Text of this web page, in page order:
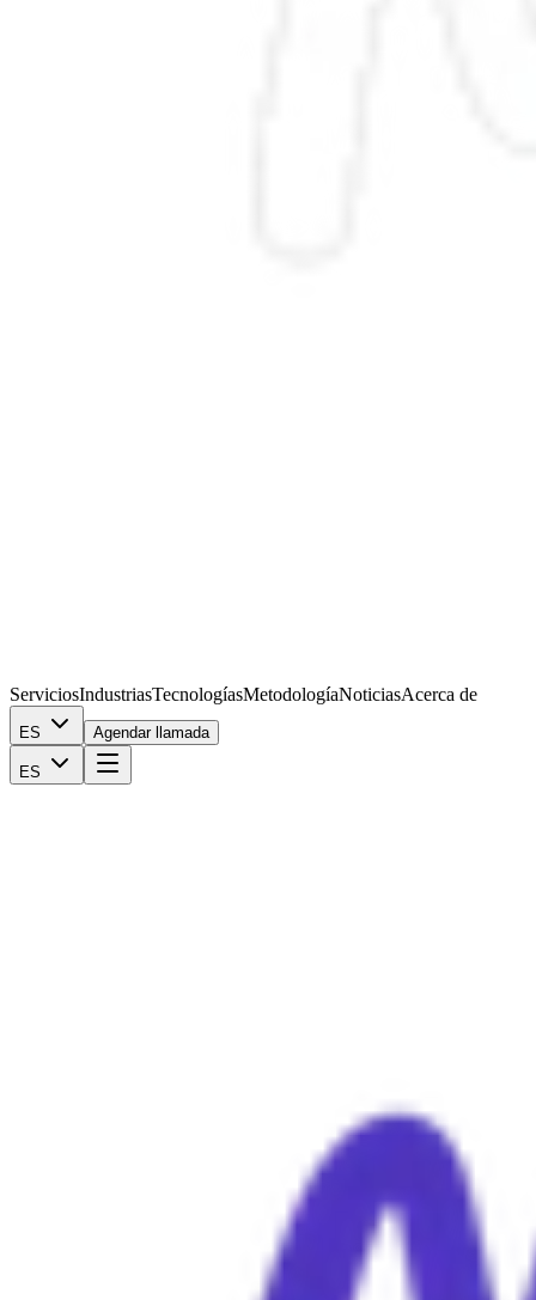
ServiciosIndustriasTecnologíasMetodologíaNoticiasAcerca de
ES Agendar llamada
ES